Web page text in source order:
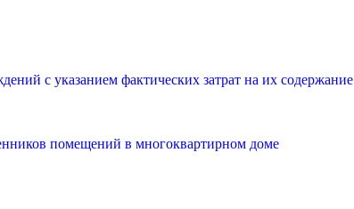
с указанием фактических затрат на их содержание
помещений в многоквартирном доме